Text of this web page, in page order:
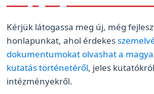
Kérjük látogassa meg új, még
honlapunkat, ahol érdekes
dokumentumokat olvashat a
kutatás történetéről, jeles
intézményekről.